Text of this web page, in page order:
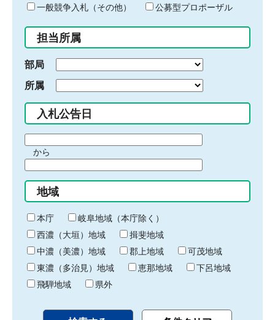
ド
入
力
一般競争入札（その他）
公募型プロポーザル
担当所属
部局
所属
入札公告日
間
始
り
から
間
終
わ
り
地域
本庁
岐阜地域（本庁除く）
西濃（大垣）地域
揖斐地域
中濃（美濃）地域
郡上地域
可茂地域
東濃（多治見）地域
恵那地域
下呂地域
飛騨地域
県外